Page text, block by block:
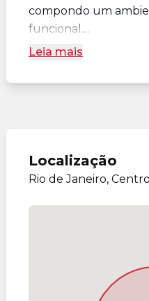
compondo um
funcional....
Leia mais
Localização
Rio de Janeiro,